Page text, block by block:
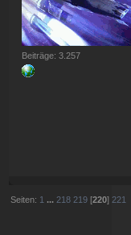
Beiträge: 3.257
Seiten: 1 ... 218 219 [220] 221